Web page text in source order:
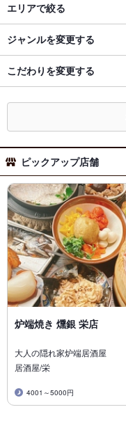
エリアで絞る
ジャンルを変更する
こだわりを変更する
ピックアップ店舗
炉端焼き 燻銀 栄店
大人の隠れ家炉端居酒屋
居酒屋/栄
4001～5000円